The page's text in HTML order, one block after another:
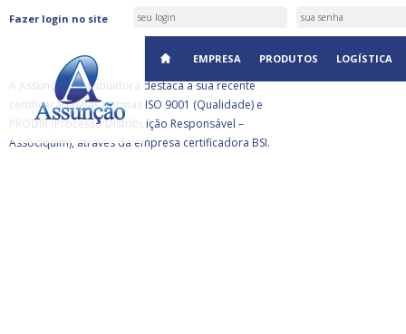
Fazer login no site
EMPRESA PRODUTOS LOGÍSTICA
ASSUNÇÃO DISTRIBUIDORA É
CERTIFICADA PELA BSI
A Assunção Distribuidora destaca a sua recente
certificação pelas normas ISO 9001 (Qualidade) e
PRODIR (Processo Distribuição Responsável –
Associquim), através da empresa certificadora BSI.